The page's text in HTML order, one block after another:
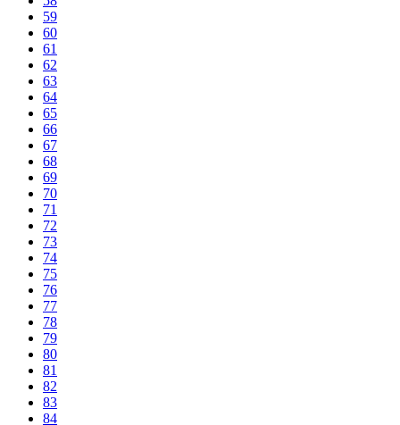
59
60
61
62
63
64
65
66
67
68
69
70
71
72
73
74
75
76
77
78
79
80
81
82
83
84